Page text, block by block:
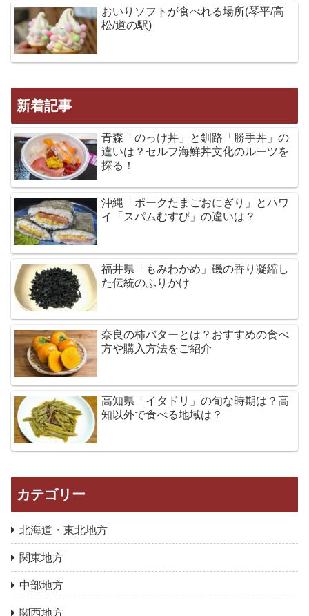
おいりソフトが食べれる場所(琴平/高
松/道の駅)
新着記事
青森「のっけ丼」と釧路「勝手丼」の
違いは？セルフ海鮮丼文化のルーツを
探る！
沖縄「ポークたまごおにぎり」とハワ
イ「スパムむすび」の違いは？
福井県「もみわかめ」磯の香り凝縮し
た伝統のふりかけ
奈良の柿バターとは？おすすめの食べ
方や購入方法をご紹介
高知県「イタドリ」の旬な時期は？高
知以外で食べる地域は？
カテゴリー
北海道・東北地方
関東地方
中部地方
関西地方